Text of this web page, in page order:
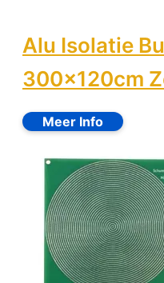
Alu Isolatie
300x120cm